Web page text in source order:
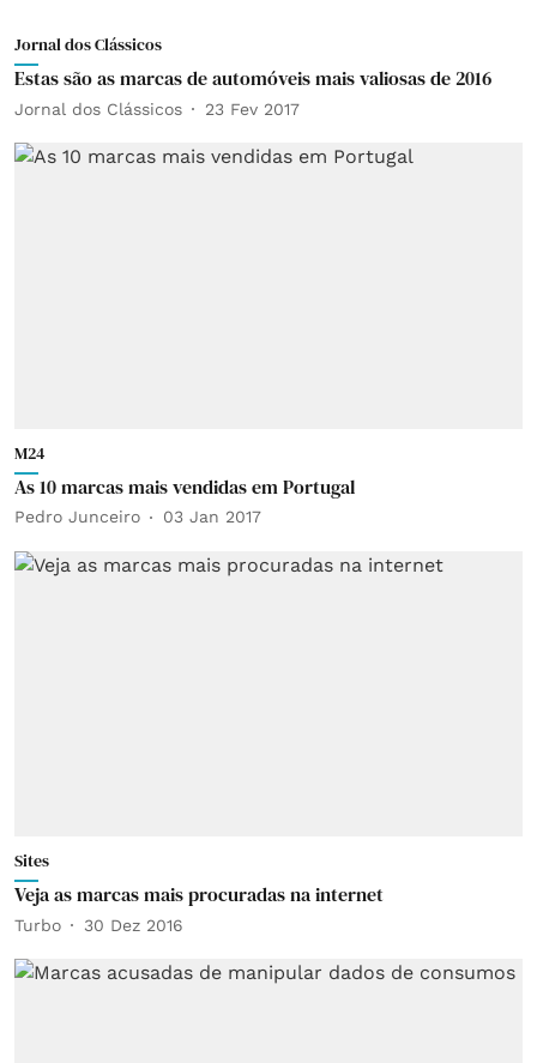
Jornal dos Clássicos
Estas são as marcas de automóveis mais valiosas de 2016
Jornal dos Clássicos 23 Fev 2017
M24
As 10 marcas mais vendidas em Portugal
Pedro Junceiro 03 Jan 2017
Sites
Veja as marcas mais procuradas na internet
Turbo 30 Dez 2016